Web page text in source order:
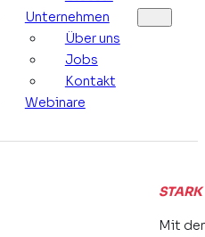
Unternehmen
Über uns
Jobs
Kontakt
Webinare
STARK
Mit